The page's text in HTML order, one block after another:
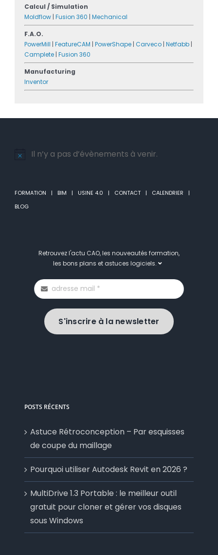
Calcul / Simulation
Moldflow | Fusion 360 | Mechanical
F.A.O.
PowerMill | FeatureCAM | PowerShape | Carveco | Netfabb |
Camplete | Fusion 360
Manufacturing
Inventor
Notice
Il n’y a pas d’évènements à venir.
FORMATION BIM USINE 4.0 CONTACT
CALENDRIER
BLOG
Retrouvez l'actu CAO, les nouveautés formation,
les bons plans et astuces logiciels.
S'inscrire à la newsletter
POSTS RÉCENTS
Astuce Rétroconception – Par esquisses
de coupe du maillage
Pourquoi utiliser Autodesk Revit en 2026 ?
MultiDrive 1.3 Portable : le meilleur outil
gratuit pour cloner et gérer vos disques
sous Windows